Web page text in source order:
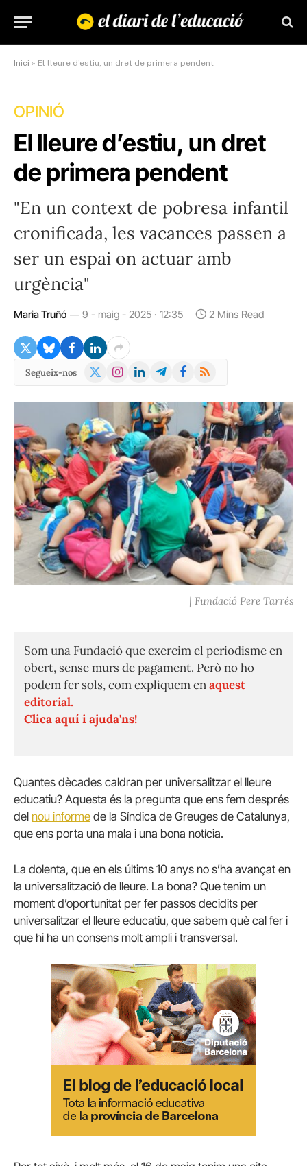
Inici » El lleure d’estiu, un dret de primera pendent
OPINIÓ
El lleure d’estiu, un dret
de primera pendent
"En un context de pobresa infantil
cronificada, les vacances passen a
ser un espai on actuar amb
urgència"
Maria Truñó 9 - maig - 2025 · 12:35 2 Mins Read
Segueix-nos
X
Instagram
LinkedInTelegramFacebook
RSS
| Fundació Pere Tarrés
Som una Fundació que exercim el periodisme en
obert, sense murs de pagament. Però no ho
podem fer sols, com expliquem enaquest
editorial.
Clica aquí i ajuda'ns!
Quantes dècades caldran per universalitzar el lleure
educatiu? Aquesta és la pregunta que ens fem després
del nou informe de la Síndica de Greuges de Catalunya,
que ens porta una mala i una bona notícia.
La dolenta, que en els últims 10 anys no s’ha avançat en
la universalització de lleure. La bona? Que tenim un
moment d’oportunitat per fer passos decidits per
universalitzar el lleure educatiu, que sabem què cal fer i
que hi ha un consens molt ampli i transversal.